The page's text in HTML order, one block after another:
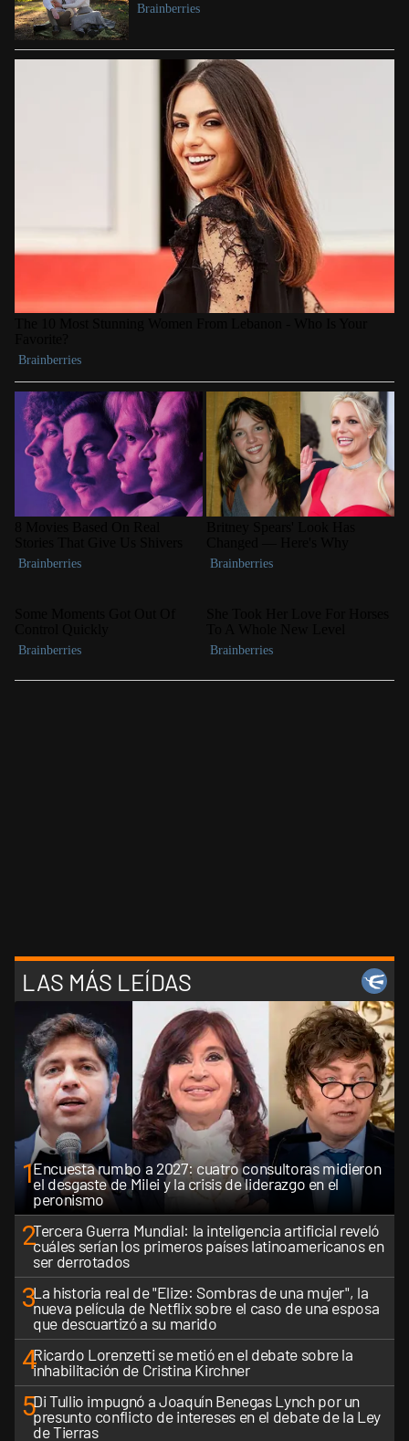
LAS MÁS LEÍDAS
1Encuesta rumbo a 2027: cuatro consultoras midieron
el desgaste de Milei y la crisis de liderazgo en el
peronismo
2Tercera Guerra Mundial: la inteligencia artificial reveló
cuáles serían los primeros países latinoamericanos en
ser derrotados
3La historia real de "Elize: Sombras de una mujer", la
nueva película de Netflix sobre el caso de una esposa
que descuartizó a su marido
4Ricardo Lorenzetti se metió en el debate sobre la
inhabilitación de Cristina Kirchner
5Di Tullio impugnó a Joaquín Benegas Lynch por un
presunto conflicto de intereses en el debate de la Ley
de Tierras